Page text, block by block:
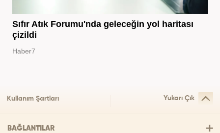
Sıfır Atık Forumu'nda geleceğin yol haritası
çizildi
Haber7
Kullanım Şartları Yukarı Çık
BAĞLANTILAR